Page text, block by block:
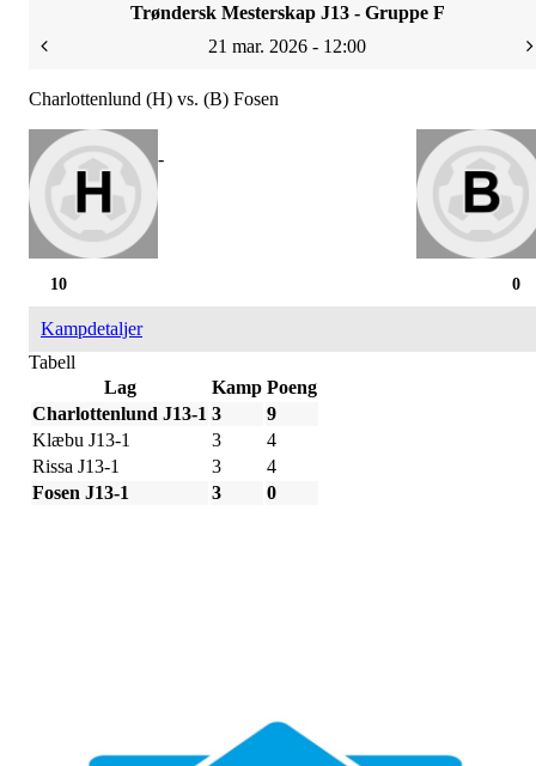
Trøndersk Mesterskap J13 - Gruppe F
21 mar. 2026 - 12:00
Charlottenlund (H) vs. (B) Fosen
-
0
10
Kampdetaljer
Tabell
Lag
Kamp Poeng
Charlottenlund J13-1 3
9
Klæbu J13-1
3
4
Rissa J13-1
3
4
Fosen J13-1
3 0